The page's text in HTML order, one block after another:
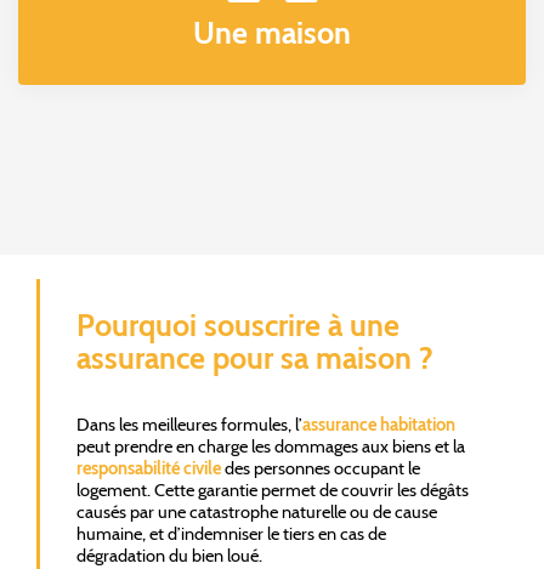
Une maison
Pourquoi souscrire à une
assurance pour sa maison ?
Dans les meilleures formules, l’assurance habitation
peut prendre en charge les dommages aux biens et la
responsabilité civiledes personnes occupant le
logement. Cette garantie permet de couvrir les dégâts
causés par une catastrophe naturelle ou de cause
humaine, et d’indemniser le tiers en cas de
dégradation du bien loué.